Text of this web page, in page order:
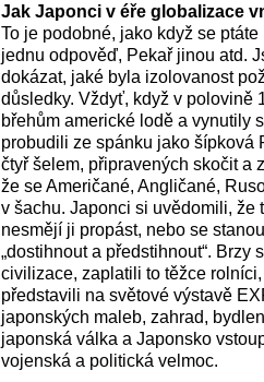
Jak Japonci v éře globalizace
To je podobné, jako když se
jednu odpověď, Pekař jinou atd.
dokázat, jaké byla izolovanost
důsledky. Vždyť, když v polovině
břehům americké lodě a vynutily
probudili ze spánku jako šípková
čtyř šelem, připravených skočit a
že se Američané, Angličané,
v šachu. Japonci si uvědomili,
nesmějí ji propást, nebo se
„dostihnout a předstihnout“.
civilizace, zaplatili to těžce
představili na světové výstavě
japonských maleb, zahrad,
japonská válka a Japonsko
vojenská a politická velmoc.